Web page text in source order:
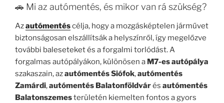
🚗 Mi az autómentés, és mikor van rá szükség?
Azautómentéscélja, hogy a mozgásképtelen járművet
biztonságosan elszállítsák a helyszínről, így megelőzve
további baleseteket és a forgalmi torlódást. A
forgalmas autópályákon, különösen a M7-es autópálya
szakaszain, azautómentés Siófok,autómentés
Zamárdi,autómentés Balatonföldvárés autómentés
Balatonszemesterületén kiemelten fontos a gyors